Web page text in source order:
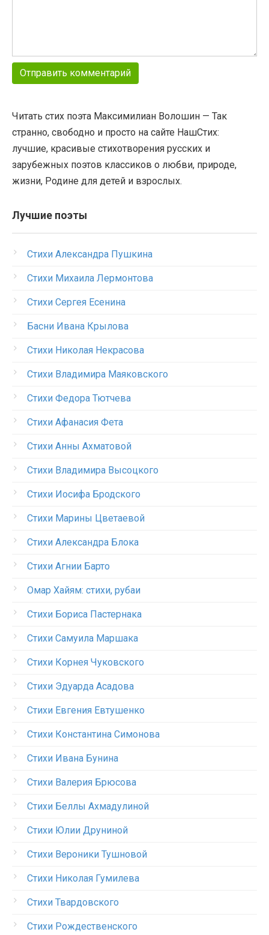
Читать стих поэта Максимилиан Волошин — Так
странно, свободно и просто на сайте НашСтих:
лучшие, красивые стихотворения русских и
зарубежных поэтов классиков о любви, природе,
жизни, Родине для детей и взрослых.
Лучшие поэты
Стихи Александра Пушкина
Стихи Михаила Лермонтова
Стихи Сергея Есенина
Басни Ивана Крылова
Стихи Николая Некрасова
Стихи Владимира Маяковского
Стихи Федора Тютчева
Стихи Афанасия Фета
Стихи Анны Ахматовой
Стихи Владимира Высоцкого
Стихи Иосифа Бродского
Стихи Марины Цветаевой
Стихи Александра Блока
Стихи Агнии Барто
Омар Хайям: стихи, рубаи
Стихи Бориса Пастернака
Стихи Самуила Маршака
Стихи Корнея Чуковского
Стихи Эдуарда Асадова
Стихи Евгения Евтушенко
Стихи Константина Симонова
Стихи Ивана Бунина
Стихи Валерия Брюсова
Стихи Беллы Ахмадулиной
Стихи Юлии Друниной
Стихи Вероники Тушновой
Стихи Николая Гумилева
Стихи Твардовского
Стихи Рождественского